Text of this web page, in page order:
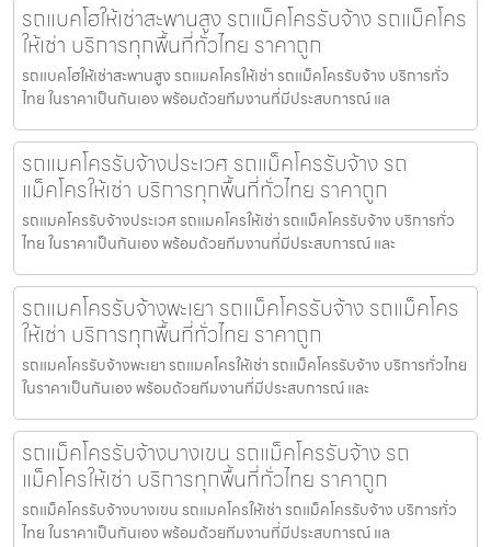
รถแบคโฮให้เช่าสะพานสูง รถแม็คโครรับจ้าง รถแม็คโคร
ให้เช่า บริการทุกพื้นที่ทั่วไทย ราคาถูก
รถแบคโฮให้เช่าสะพานสูง รถแมคโครให้เช่า รถแม็คโครรับจ้าง บริการทั่ว
ไทย ในราคาเป็นกันเอง พร้อมด้วยทีมงานที่มีประสบการณ์ แล
รถแมคโครรับจ้างประเวศ รถแม็คโครรับจ้าง รถ
แม็คโครให้เช่า บริการทุกพื้นที่ทั่วไทย ราคาถูก
รถแมคโครรับจ้างประเวศ รถแมคโครให้เช่า รถแม็คโครรับจ้าง บริการทั่ว
ไทย ในราคาเป็นกันเอง พร้อมด้วยทีมงานที่มีประสบการณ์ และ
รถแมคโครรับจ้างพะเยา รถแม็คโครรับจ้าง รถแม็คโคร
ให้เช่า บริการทุกพื้นที่ทั่วไทย ราคาถูก
รถแมคโครรับจ้างพะเยา รถแมคโครให้เช่า รถแม็คโครรับจ้าง บริการทั่วไทย
ในราคาเป็นกันเอง พร้อมด้วยทีมงานที่มีประสบการณ์ และ
รถแม็คโครรับจ้างบางเขน รถแม็คโครรับจ้าง รถ
แม็คโครให้เช่า บริการทุกพื้นที่ทั่วไทย ราคาถูก
รถแม็คโครรับจ้างบางเขน รถแมคโครให้เช่า รถแม็คโครรับจ้าง บริการทั่ว
ไทย ในราคาเป็นกันเอง พร้อมด้วยทีมงานที่มีประสบการณ์ แล